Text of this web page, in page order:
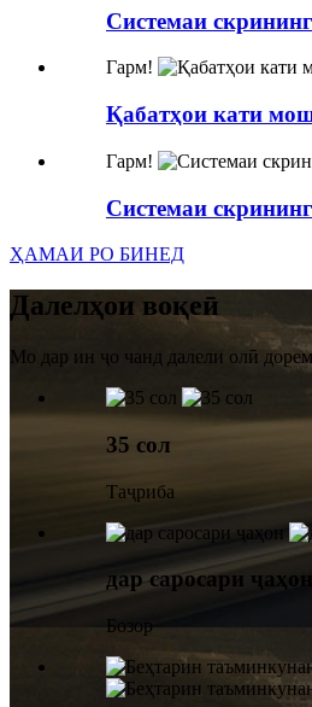
Системаи
Гарм!
Қабатҳои кати
Гарм!
Системаи
ҲАМАИ РО БИНЕД
Далелҳои воқеӣ
Мо дар ин ҷо чанд далели олӣ дорем
35 сол
Таҷриба
дар саросари ҷаҳон
Бозор